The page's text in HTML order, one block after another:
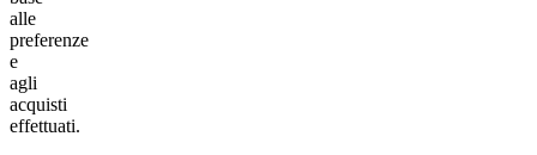
alle
preferenze
e
agli
acquisti
effettuati.